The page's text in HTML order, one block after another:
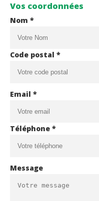
Vos coordonnées
Nom *
Code postal *
Email *
Téléphone *
Message